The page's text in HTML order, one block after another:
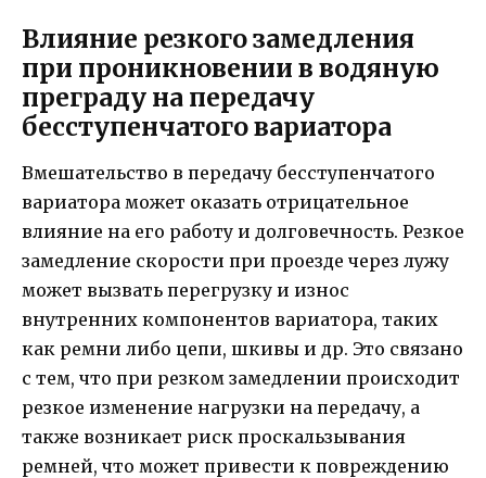
Влияние резкого замедления
при проникновении в водяную
преграду на передачу
бесступенчатого вариатора
Вмешательство в передачу бесступенчатого
вариатора может оказать отрицательное
влияние на его работу и долговечность. Резкое
замедление скорости при проезде через лужу
может вызвать перегрузку и износ
внутренних компонентов вариатора, таких
как ремни либо цепи, шкивы и др. Это связано
с тем, что при резком замедлении происходит
резкое изменение нагрузки на передачу, а
также возникает риск проскальзывания
ремней, что может привести к повреждению